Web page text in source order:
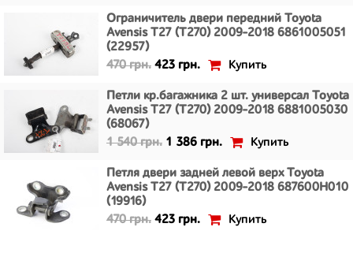
Ограничитель двери передний Toyota
Avensis T27 (T270) 2009-2018 6861005051
(22957)
470 грн. 423 грн. Купить
Петли кр.багажника 2 шт. универсал Toyota
Avensis T27 (T270) 2009-2018 6881005030
(68067)
1 540 грн. 1 386 грн. Купить
Петля двери задней левой верх Toyota
Avensis T27 (T270) 2009-2018 687600H010
(19916)
470 грн. 423 грн. Купить